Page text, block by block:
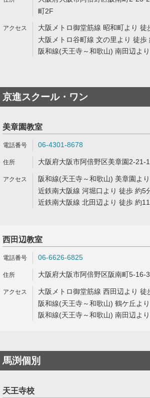
町2F
大阪メトロ御堂筋線 昭和町より 徒
大阪メトロ谷町線 文の里より 徒歩
阪和線(天王寺～和歌山) 南田辺よ
京進スクール・ワン
美章園教室
06-4301-8678
大阪府大阪市阿倍野区美章園2-21-
阪和線(天王寺～和歌山) 美章園よ
近鉄南大阪線 河堀口より 徒歩 約5
近鉄南大阪線 北田辺より 徒歩 約
西田辺教室
06-6626-6825
大阪府大阪市阿倍野区阪南町5-16-
大阪メトロ御堂筋線 西田辺より 徒
阪和線(天王寺～和歌山) 鶴ケ丘よ
阪和線(天王寺～和歌山) 南田辺よ
馬渕個別
天王寺校